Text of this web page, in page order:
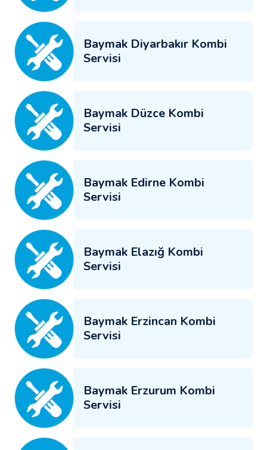
Baymak Diyarbakır Kombi
Servisi
Baymak Düzce Kombi
Servisi
Baymak Edirne Kombi
Servisi
Baymak Elazığ Kombi
Servisi
Baymak Erzincan Kombi
Servisi
Baymak Erzurum Kombi
Servisi